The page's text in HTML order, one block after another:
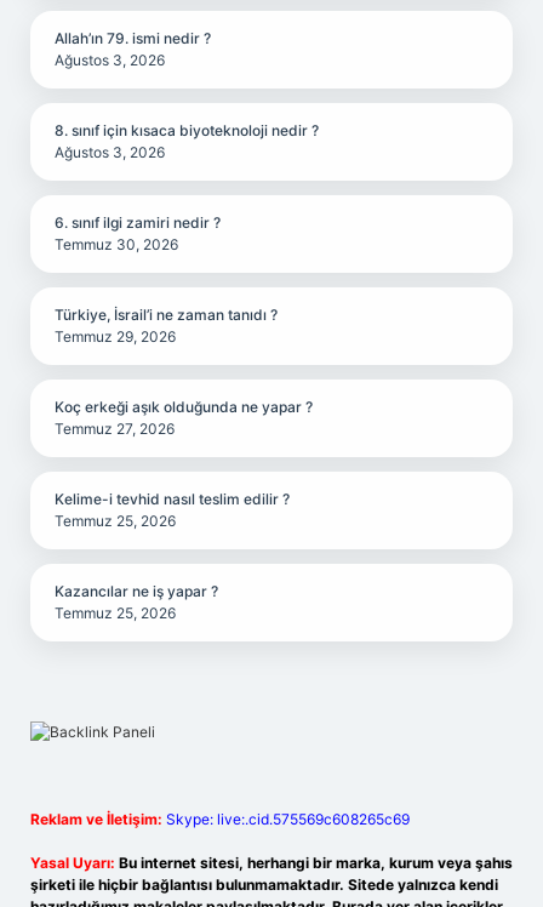
Allah’ın 79. ismi nedir ?
Ağustos 3, 2026
8. sınıf için kısaca biyoteknoloji nedir ?
Ağustos 3, 2026
6. sınıf ilgi zamiri nedir ?
Temmuz 30, 2026
Türkiye, İsrail’i ne zaman tanıdı ?
Temmuz 29, 2026
Koç erkeği aşık olduğunda ne yapar ?
Temmuz 27, 2026
Kelime-i tevhid nasıl teslim edilir ?
Temmuz 25, 2026
Kazancılar ne iş yapar ?
Temmuz 25, 2026
Reklam ve İletişim: Skype: live:.cid.575569c608265c69
Yasal Uyarı: Bu internet sitesi, herhangi bir marka, kurum veya şahıs
şirketi ile hiçbir bağlantısı bulunmamaktadır. Sitede yalnızca kendi